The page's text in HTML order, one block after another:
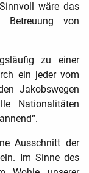
wäre das
von
zu einer
ein jeder vom
Jakobswegen
Nationalitäten
Ausschnitt der
Im Sinne des